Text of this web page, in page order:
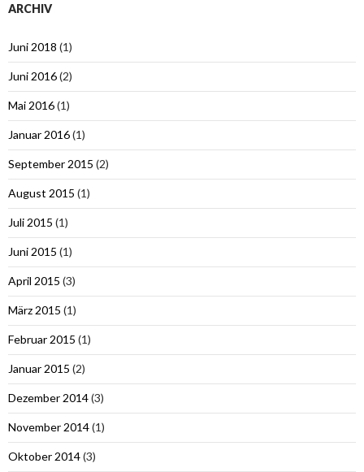
ARCHIV
Juni 2018 (1)
Juni 2016(2)
Mai 2016(1)
Januar 2016(1)
September 2015 (2)
August 2015 (1)
Juli 2015 (1)
Juni 2015 (1)
April 2015 (3)
März 2015 (1)
Februar 2015 (1)
Januar 2015 (2)
Dezember 2014(3)
November 2014(1)
Oktober 2014(3)